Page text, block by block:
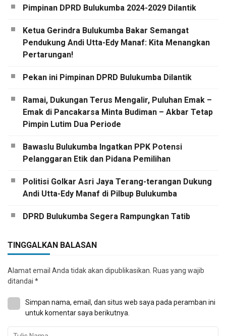
Pimpinan DPRD Bulukumba 2024-2029 Dilantik
Ketua Gerindra Bulukumba Bakar Semangat
Pendukung Andi Utta-Edy Manaf: Kita Menangkan
Pertarungan!
Pekan ini Pimpinan DPRD Bulukumba Dilantik
Ramai, Dukungan Terus Mengalir, Puluhan Emak –
Emak di Pancakarsa Minta Budiman – Akbar Tetap
Pimpin Lutim Dua Periode
Bawaslu Bulukumba Ingatkan PPK Potensi
Pelanggaran Etik dan Pidana Pemilihan
Politisi Golkar Asri Jaya Terang-terangan Dukung
Andi Utta-Edy Manaf di Pilbup Bulukumba
DPRD Bulukumba Segera Rampungkan Tatib
TINGGALKAN BALASAN
Alamat email Anda tidak akan dipublikasikan. Ruas yang wajib
ditandai *
Simpan nama, email, dan situs web saya pada peramban ini
untuk komentar saya berikutnya.